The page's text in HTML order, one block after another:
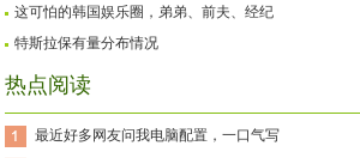
这可怕的韩国娱乐圈，弟弟、前夫、经纪
特斯拉保有量分布情况
热点阅读
最近好多网友问我电脑配置，一口气写